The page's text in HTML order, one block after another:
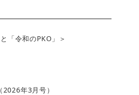
「令和のPKO」＞
年3月号）